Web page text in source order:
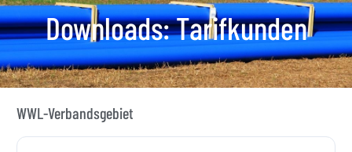
Downloads: Tarifkunden
WWL-Verbandsgebiet